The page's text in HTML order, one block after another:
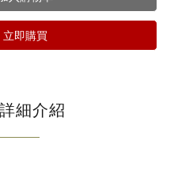
立即購買
細介紹